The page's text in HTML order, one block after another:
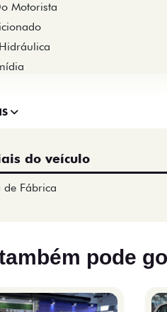
Motorista
do veículo
Fábrica
pode